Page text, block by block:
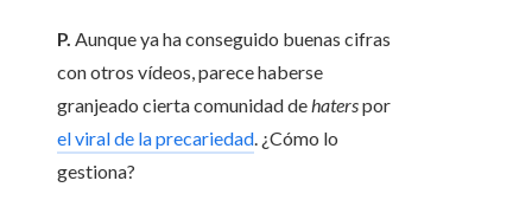
P. Aunque ya ha conseguido buenas cifras
con otros vídeos, parece haberse
granjeado cierta comunidad dehaterspor
el viral de la precariedad. ¿Cómo lo
gestiona?